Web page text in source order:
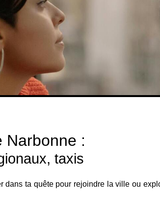
Narbonne :
taxis
ta quête pour rejoindre la ville ou